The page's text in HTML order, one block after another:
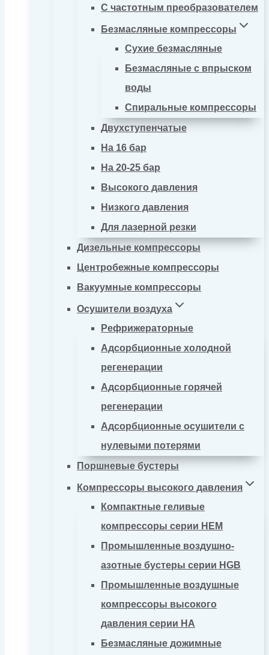
С частотным преобразователем
Безмасляные компрессоры
Сухие безмасляные
Безмасляные с впрыском
воды
Спиральные компрессоры
Двухступенчатые
На 16 бар
На 20-25 бар
Высокого давления
Низкого давления
Для лазерной резки
Дизельные компрессоры
Центробежные компрессоры
Вакуумные компрессоры
Осушители воздуха
Рефрижераторные
Адсорбционные холодной
регенерации
Адсорбционные горячей
регенерации
Адсорбционные осушители с
нулевыми потерями
Поршневые бустеры
Компрессоры высокого давления
Компактные геливые
компрессоры серии HEM
Промышленные воздушно-
азотные бустеры серии HGB
Промышленные воздушные
компрессоры высокого
давления серии HA
Безмасляные дожимные